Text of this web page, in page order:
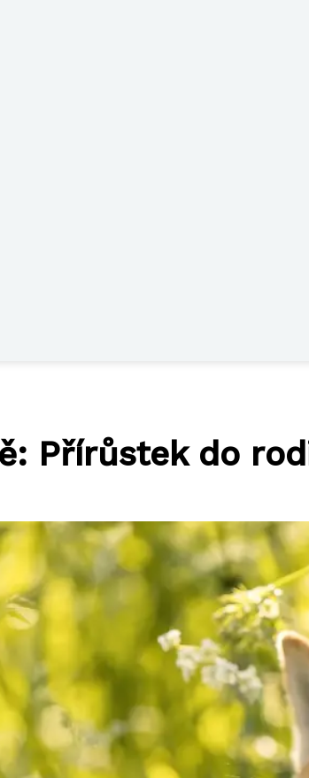
Přírůstek do